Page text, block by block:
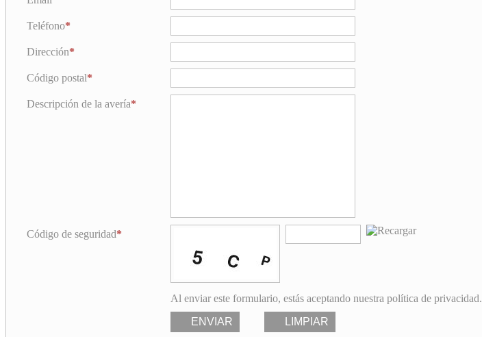
Teléfono
Dirección
Código postal
Descripción de la avería
Código de seguridad
Al enviar este formulario, estás aceptando nuestra política de privacidad.
ENVIAR
LIMPIAR